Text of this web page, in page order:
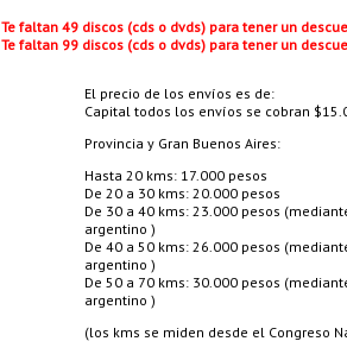
Te faltan 49 discos (cds o dvds) para tener un
Te faltan 99 discos (cds o dvds) para tener un
El precio de los envíos es de:
Capital todos los envíos se cobran
Provincia y Gran Buenos Aires:
Hasta 20 kms: 17.000 pesos
De 20 a 30 kms: 20.000 pesos
De 30 a 40 kms: 23.000 pesos
argentino )
De 40 a 50 kms: 26.000 pesos
argentino )
De 50 a 70 kms: 30.000 pesos
argentino )
(los kms se miden desde el Congreso